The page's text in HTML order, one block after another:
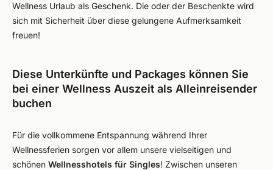
Wellness Urlaub als Geschenk. Die oder der Beschenkte wird
sich mit Sicherheit über diese gelungene Aufmerksamkeit
freuen!
Diese Unterkünfte und Packages können Sie
bei einer Wellness Auszeit als Alleinreisender
buchen
Für die vollkommene Entspannung während Ihrer
Wellnessferien sorgen vor allem unsere vielseitigen und
schönen Wellnesshotels für Singles! Zwischen unseren